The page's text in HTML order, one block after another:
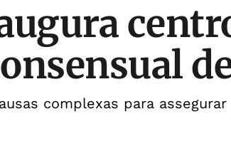
complexas para